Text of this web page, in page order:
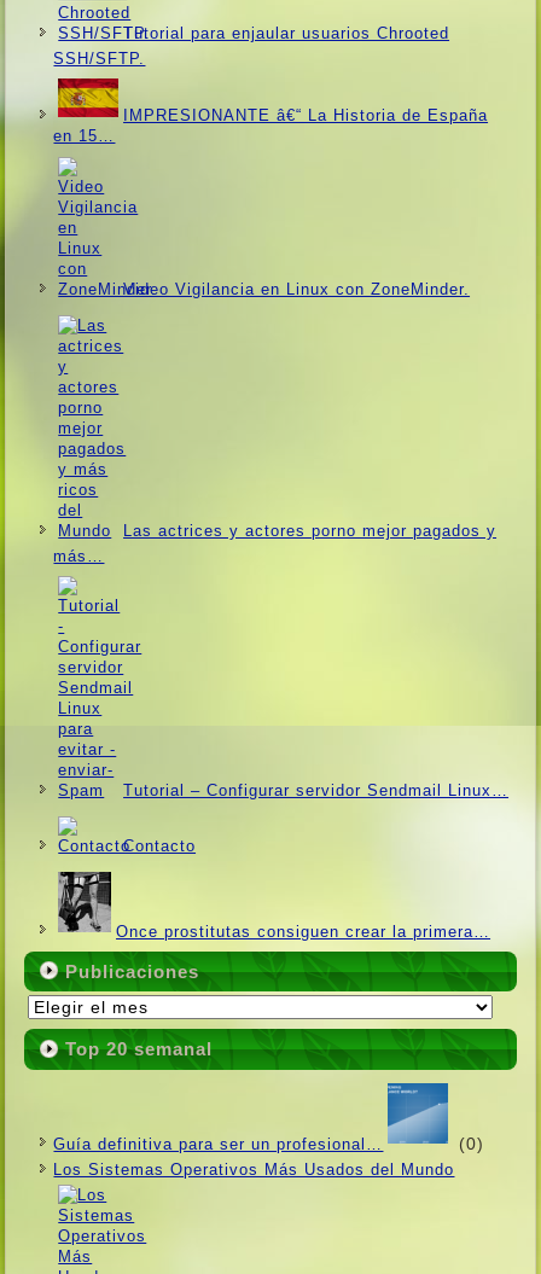
Tutorial para enjaular usuarios Chrooted
SSH/SFTP.
IMPRESIONANTE â€“ La Historia de España
en 15…
Video Vigilancia en Linux con ZoneMinder.
Las actrices y actores porno mejor pagados y
más…
Tutorial – Configurar servidor Sendmail Linux…
Contacto
Once prostitutas consiguen crear la primera…
Publicaciones
Publicaciones
Top 20 semanal
Guí­a definitiva para ser un profesional… (0)
Los Sistemas Operativos Más Usados ​​del Mundo